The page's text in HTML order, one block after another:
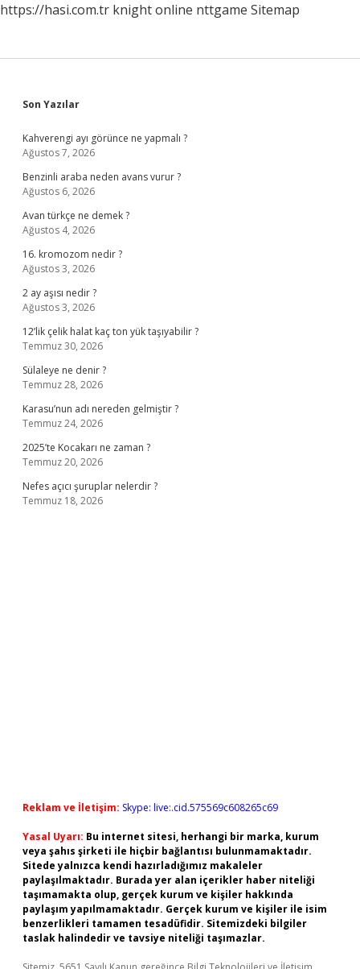
https://hasi.com.tr knight online nttgame Sitemap
Sidebar
Son Yazılar
Kahverengi ayı görünce ne yapmalı ?
Ağustos 7, 2026
Benzinli araba neden avans vurur ?
Ağustos 6, 2026
Avan türkçe ne demek ?
Ağustos 4, 2026
16. kromozom nedir ?
Ağustos 3, 2026
2 ay aşısı nedir ?
Ağustos 3, 2026
12’lik çelik halat kaç ton yük taşıyabilir ?
Temmuz 30, 2026
Sülaleye ne denir ?
Temmuz 28, 2026
Karasu’nun adı nereden gelmiştir ?
Temmuz 24, 2026
2025’te Kocakarı ne zaman ?
Temmuz 20, 2026
Nefes açıcı şuruplar nelerdir ?
Temmuz 18, 2026
Reklam ve İletişim: Skype: live:.cid.575569c608265c69
Yasal Uyarı: Bu internet sitesi, herhangi bir marka, kurum
veya şahıs şirketi ile hiçbir bağlantısı bulunmamaktadır.
Sitede yalnızca kendi hazırladığımız makaleler
paylaşılmaktadır. Burada yer alan içerikler haber niteliği
taşımamakta olup, gerçek kurum ve kişiler hakkında
paylaşım yapılmamaktadır. Gerçek kurum ve kişiler ile isim
benzerlikleri tamamen tesadüfidir. Sitemizdeki bilgiler
taslak halindedir ve tavsiye niteliği taşımazlar.